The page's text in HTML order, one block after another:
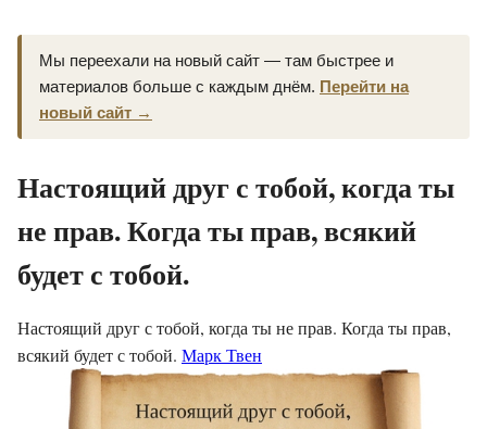
Мы переехали на новый сайт — там быстрее и
материалов больше с каждым днём. Перейти на
новый сайт →
Настоящий друг с тобой, когда ты
не прав. Когда ты прав, всякий
будет с тобой.
Настоящий друг с тобой, когда ты не прав. Когда ты прав,
всякий будет с тобой. Марк Твен